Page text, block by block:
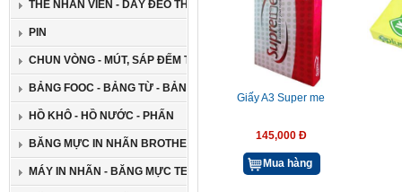
THẺ NHÂN VIÊN - DÂY ĐEO THẺ
PIN
CHUN VÒNG - MÚT, SÁP ĐẾM TIỀN
BẢNG FOOC - BẢNG TỪ - BẢNG GHIM
HỒ KHÔ - HỒ NƯỚC - PHẤN
BĂNG MỰC IN NHÃN BROTHER
MÁY IN NHÃN - BĂNG MỰC TEPRA
Giấy A3 Super me
145,000 Đ
Mua hàng